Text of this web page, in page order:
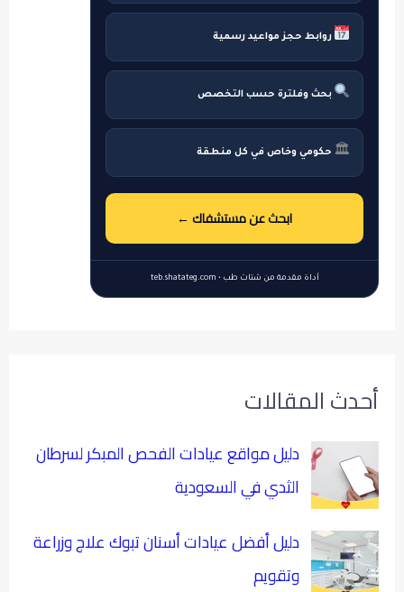
روابط حجز مواعيد رسمية
بحث وفلترة حسب التخصص
🏛 حكومي وخاص في كل منطقة
ابحث عن مستشفاك ←
أداة مقدمة من شتات طب • teb.shatateg.com
أحدث المقالات
دليل مواقع عيادات الفحص المبكر لسرطان
الثدي في السعودية
دليل أفضل عيادات أسنان تبوك علاج وزراعة
وتقويم